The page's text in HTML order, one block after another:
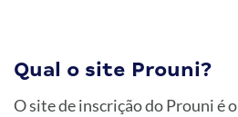
Qual o site Prouni?
O site de inscrição do Prouni é o